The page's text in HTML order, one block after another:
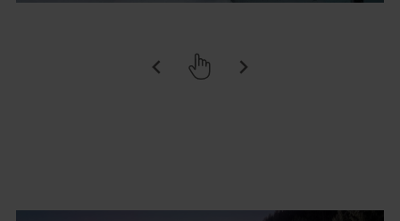
nostri partner che si occupano di analisi dei dati web,
pubblicità e social media, i quali potrebbero combinarle
consenso